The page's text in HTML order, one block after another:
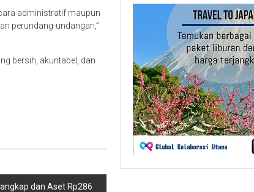
administratif maupun
perundang-undangan,”
bersih, akuntabel, dan
dan Aset Rp286